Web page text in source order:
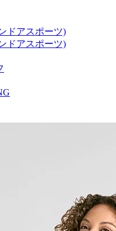
ドアスポーツ)
ドアスポーツ)